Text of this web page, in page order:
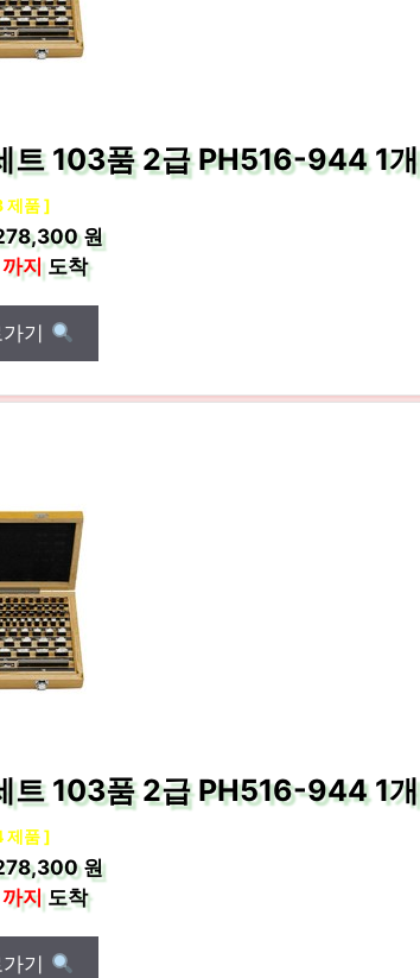
트 103품 2급 PH516-944 1개
제품 ]
원
까지도착
기
트 103품 2급 PH516-944 1개
제품 ]
원
까지도착
기